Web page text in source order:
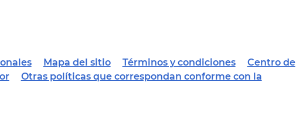
Mapa del sitio Términos y condiciones
Centro de
Otras políticas que correspondan conforme con la